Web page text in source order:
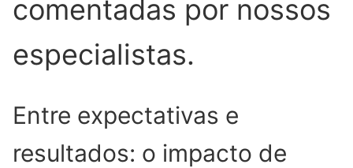
comentadas por nossos
especialistas.
Entre expectativas e
resultados: o impacto de